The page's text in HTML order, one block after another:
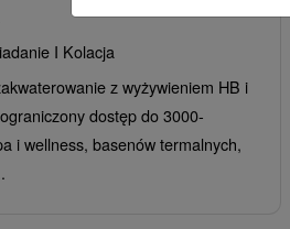
I Kolacja
z wyżywieniem HB i
dostęp do 3000-
i wellness, basenów termalnych,